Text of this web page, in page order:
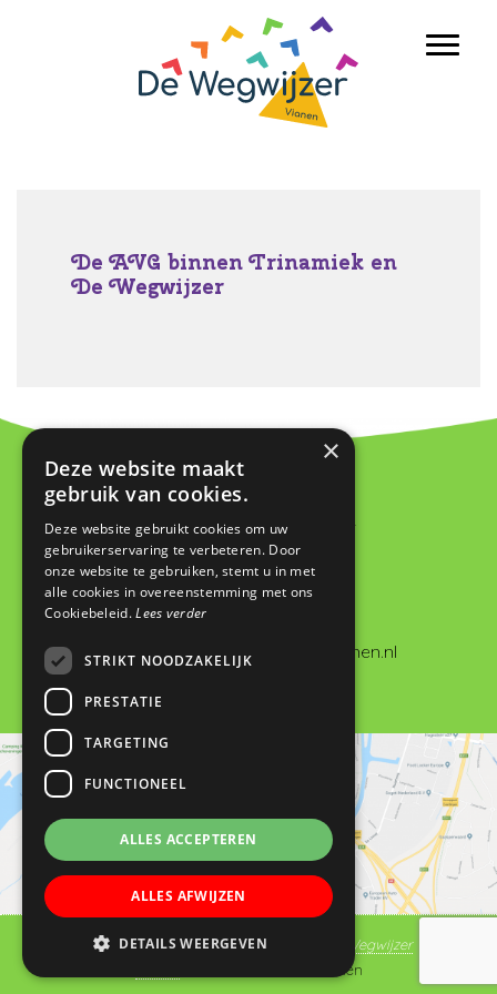
Basisschool De Wegwijzer Vianen
De AVG binnen Trinamiek en
De Wegwijzer
Contact
Basisschool De Wegwijzer
De Looch 13
4133 DK Vianen
0347 372673
administratie@dewegwijzervianen.nl
© Copyright 2019 - 2026Basisschool De Wegwijzer
· Alle rechten voorbehouden
×
Deze website maakt
gebruik van cookies.
Deze website gebruikt cookies om uw
gebruikerservaring te verbeteren. Door
onze website te gebruiken, stemt u in met
alle cookies in overeenstemming met ons
Cookiebeleid.Lees verder
STRIKT NOODZAKELIJK
PRESTATIE
TARGETING
FUNCTIONEEL
ALLES ACCEPTEREN
ALLES AFWIJZEN
DETAILS WEERGEVEN